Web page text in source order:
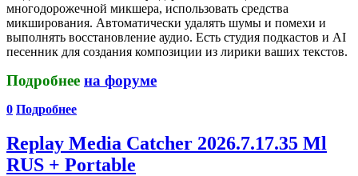
многодорожечной микшера, использовать средства
микширования. Автоматически удалять шумы и помехи и
выполнять восстановление аудио. Есть студия подкастов и AI
песенник для создания композиции из лирики ваших текстов.
Подробнее на форуме
0 Подробнее
Replay Media Catcher 2026.7.17.35 Ml
RUS + Portable